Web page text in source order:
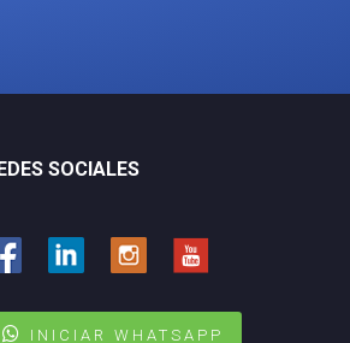
SOCIALES
INICIAR WHATSAPP